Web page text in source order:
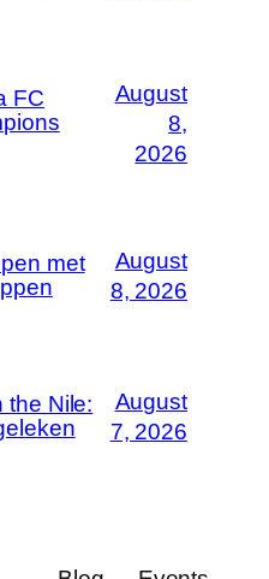
FC
August
8,
2026
met
August
8, 2026
the Nile:
August
7, 2026